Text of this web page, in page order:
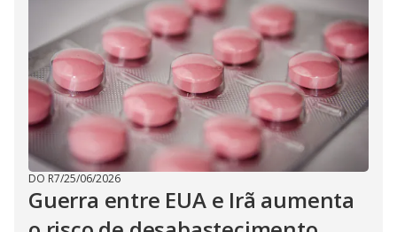
DO R7/25/06/2026
Guerra entre EUA e Irã aumenta